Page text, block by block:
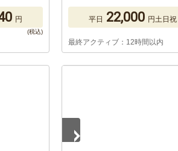
円 平日 22,000 円土日祝
最終アクティブ：12時間以内